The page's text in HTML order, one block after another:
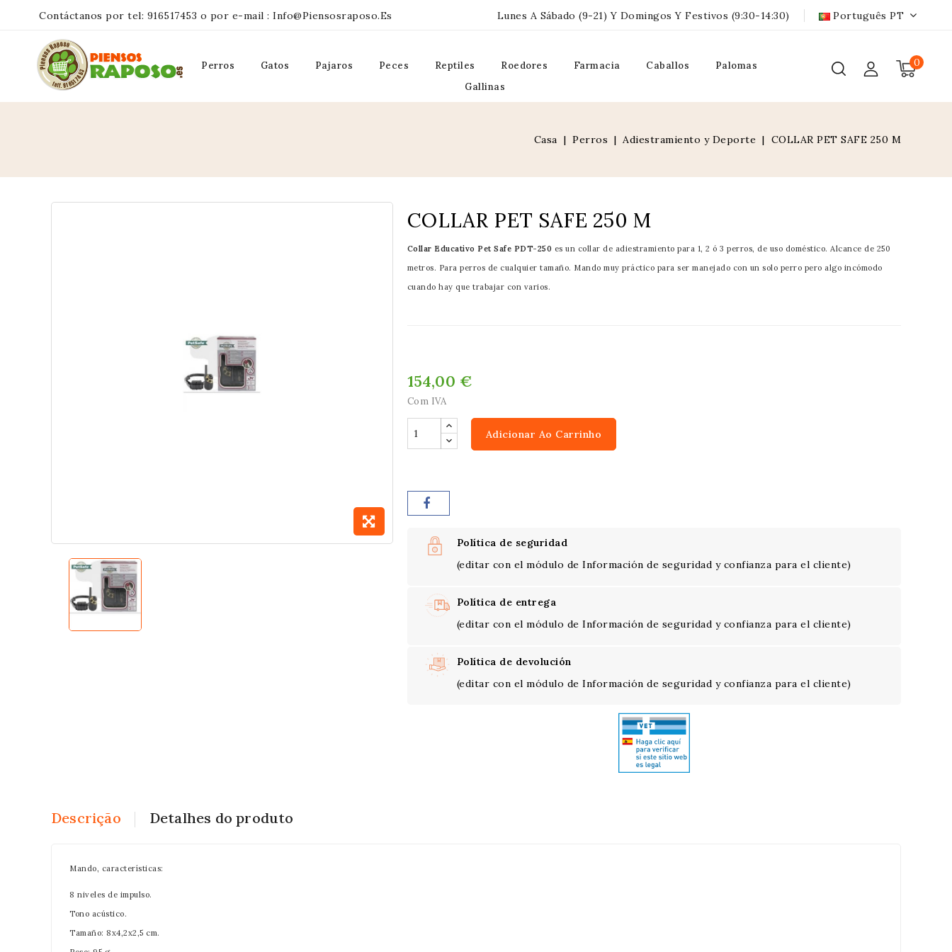
Contáctanos por tel: 916517453 o por e-mail : Info@piensosraposo.es Lunes A Sábado (9-21) Y Domingos Y Festivos (9:30-14:30) Português PT
0
Perros Gatos Pajaros Peces Reptiles Roedores Farmacia Caballos
Palomas
Gallinas
Casa Perros Adiestramiento y Deporte COLLAR PET SAFE 250 M
COLLAR PET SAFE 250 M
Collar Educativo Pet Safe PDT-250 es un collar de adiestramiento para 1, 2 ó 3 perros, de uso doméstico. Alcance de 250
metros. Para perros de cualquier tamaño. Mando muy práctico para ser manejado con un solo perro pero algo incómodo
cuando hay que trabajar con varios.
154,00 €
Com IVA
Adicionar Ao Carrinho
Política de seguridad
(editar con el módulo de Información de seguridad y confianza para el cliente)
Política de entrega
(editar con el módulo de Información de seguridad y confianza para el cliente)
Política de devolución
(editar con el módulo de Información de seguridad y confianza para el cliente)
Descrição Detalhes do produto
Mando, características:
8 niveles de impulso.
Tono acústico.
Tamaño: 8x4,2x2,5 cm.